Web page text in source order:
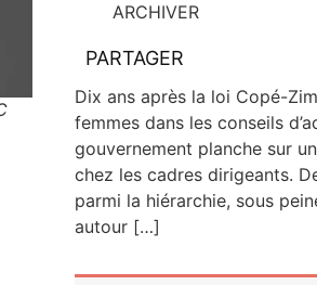
ARCHIVER
PARTAGER
Dix ans après la loi Copé-
femmes dans les conseils
gou­ver­ne­ment planche sur
chez les cadres diri­geants.
par­mi la hié­rar­chie, sous
autour […]